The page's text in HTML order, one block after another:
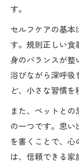
す。
セルフケアの基
す。規則正しい
身のバランスが
浴びながら深呼吸
ど、小さな習慣を
また、ペットと
の一つです。思
を書くことで、
は、信頼できる